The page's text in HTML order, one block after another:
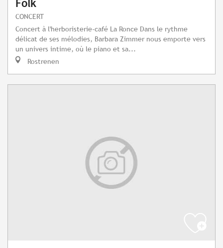
Folk
CONCERT
Concert à l'herboristerie-café La Ronce Dans le rythme
délicat de ses mélodies, Barbara Zimmer nous emporte vers
un univers intime, où le piano et sa...
Rostrenen